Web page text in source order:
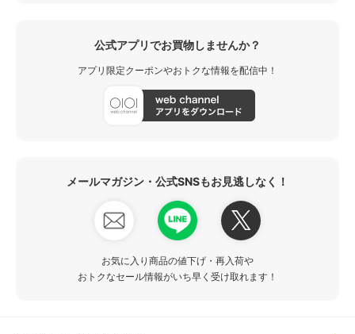
公式アプリでお買物しませんか？
アプリ限定クーポンやおトクな情報を配信中！
メールマガジン・公式SNSもお見逃しなく！
お気に入り商品の値下げ・再入荷や
おトクなセール情報がいち早く受け取れます！